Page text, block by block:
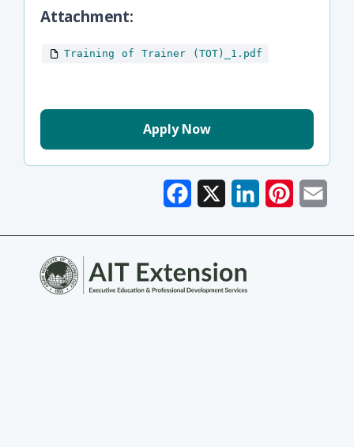
Attachment
Training of Trainer (TOT)_1.pdf
Apply Now
Facebook LinkedInPinterest